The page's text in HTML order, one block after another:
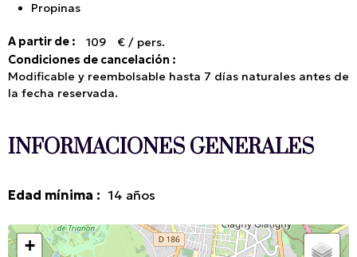
Propinas
A partir de : 109
€ / pers.
Condiciones de cancelación :
Modificable y reembolsable hasta 7 días naturales antes de
la fecha reservada.
INFORMACIONES GENERALES
Edad mínima : 14 años
+